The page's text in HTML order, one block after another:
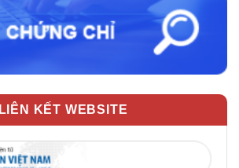
LIÊN KẾT WEBSITE